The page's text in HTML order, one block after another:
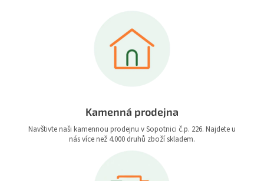
Kamenná prodejna
Navštivte naši kamennou prodejnu v Sopotnici č.p. 226. Najdete u
nás více než 4.000 druhů zboží skladem.